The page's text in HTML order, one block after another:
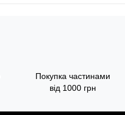
Покупка частинами
від 1000 грн